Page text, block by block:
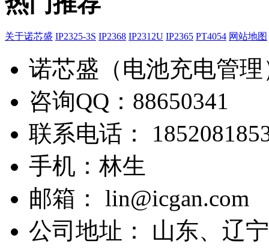
关于诺芯盛 IP2325-3S IP2368 IP2312U IP2365 PT4054 网站地图
诺芯盛（电池充电管理
咨询QQ：88650341
联系电话：
手机：林生
邮箱： lin@icgan.com
公司地址： 山东、辽宁